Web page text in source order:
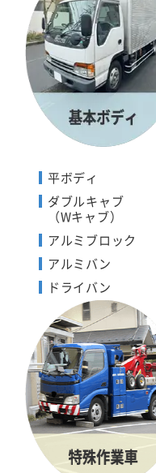
平ボディ
ダブルキャブ
（Wキャブ）
アルミブロック
アルミバン
ドライバン